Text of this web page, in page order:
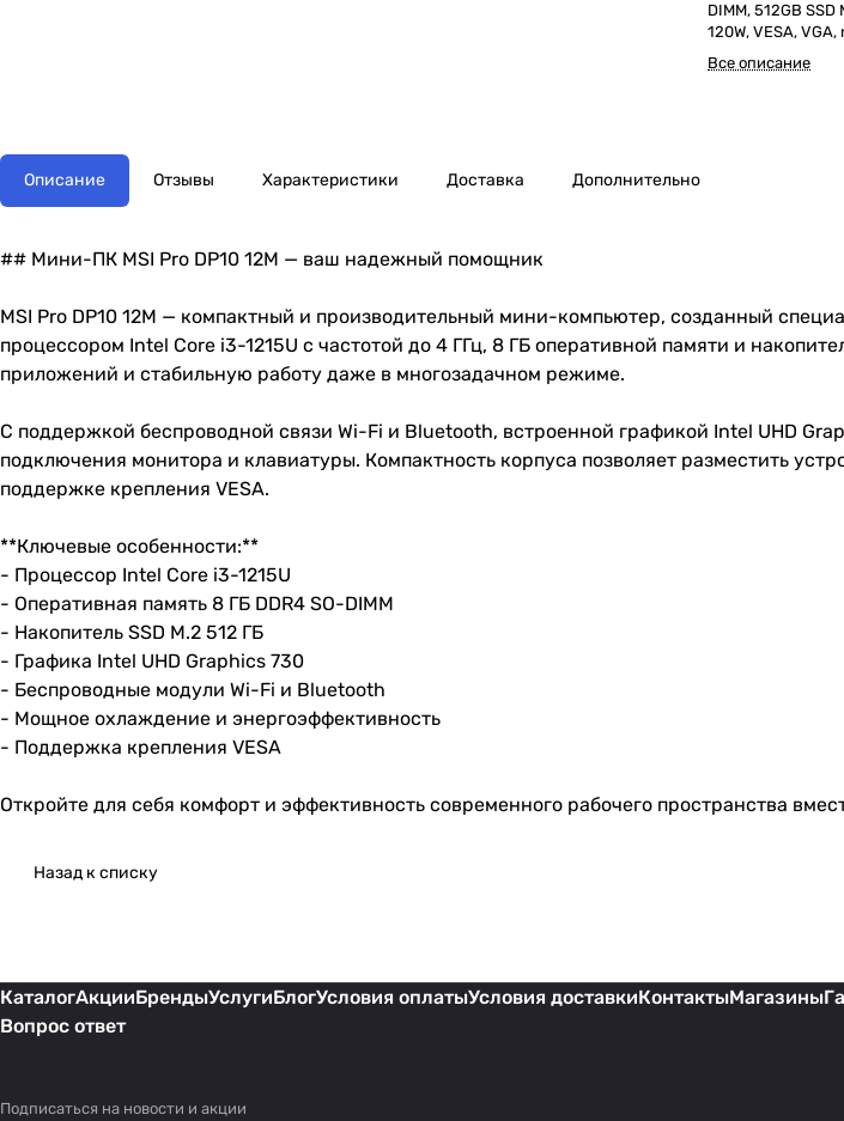
DIMM, 512GB
120W, VESA,
Все описание
Описание Отзывы Характеристики Доставка Дополнительно
## Мини-ПК MSI Pro DP10 12M — ваш надежный помощник
MSI Pro DP10 12M — компактный и производительный мини-компьютер, созданный
процессором Intel Core i3-1215U с частотой до 4 ГГц, 8 ГБ оперативной памяти и
приложений и стабильную работу даже в многозадачном режиме.
С поддержкой беспроводной связи Wi-Fi и Bluetooth, встроенной графикой Intel UHD
подключения монитора и клавиатуры. Компактность корпуса позволяет разместить
поддержке крепления VESA.
**Ключевые особенности:**
- Процессор Intel Core i3-1215U
- Оперативная память 8 ГБ DDR4 SO-DIMM
- Накопитель SSD M.2 512 ГБ
- Графика Intel UHD Graphics 730
- Беспроводные модули Wi-Fi и Bluetooth
- Мощное охлаждение и энергоэффективность
- Поддержка крепления VESA
Откройте для себя комфорт и эффективность современного рабочего пространства
Назад к списку
КаталогАкцииБрендыУслугиБлогУсловия оплатыУсловия доставкиКонтактыМагазины
Вопрос ответ
Подписаться на новости и акции